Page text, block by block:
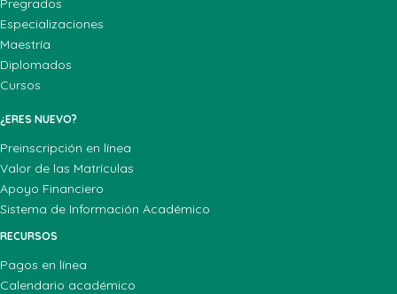
Pregrados
Especializaciones
Maestría
Diplomados
Cursos
¿ERES NUEVO?
Preinscripción en línea
Valor de las Matrículas
Apoyo Financiero
Sistema de Información Académico
RECURSOS
Pagos en línea
Calendario académico